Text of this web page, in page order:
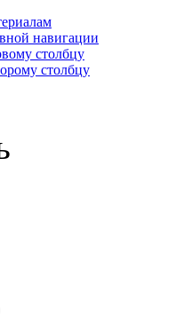
навигации
столбцу
столбцу